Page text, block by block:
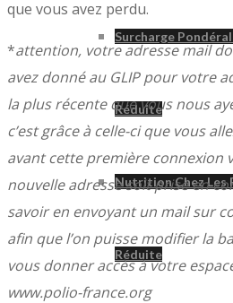
Surcharge
Réduite
Nutrition Chez Les
Réduite
que vous avez perdu.
*attention, votre adresse mail
avez donné au GLIP pour votre
la plus récente que vous nous
c’est grâce à celle-ci que vous
avant cette première connexion
nouvelle adresse soit prise en
savoir en envoyant un mail sur
afin que l’on puisse modifier la
vous donner accès à votre
www.polio-france.org